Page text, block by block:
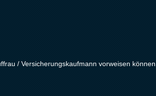
/ Versicherungskaufmann vorweisen können.